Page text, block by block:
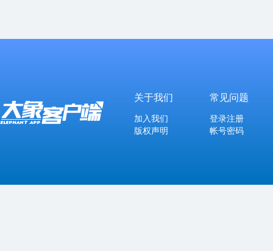
关于我们
加入我们
版权声明
常见问题
登录注册
帐号密码